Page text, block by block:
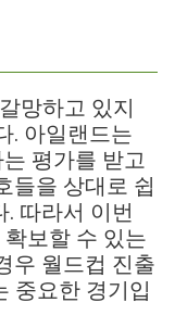
망하고 있지
. 아일랜드는
평가를 받고
들을 상대로 쉽
따라서 이번
보할 수 있는
우 월드컵 진출
중요한 경기입